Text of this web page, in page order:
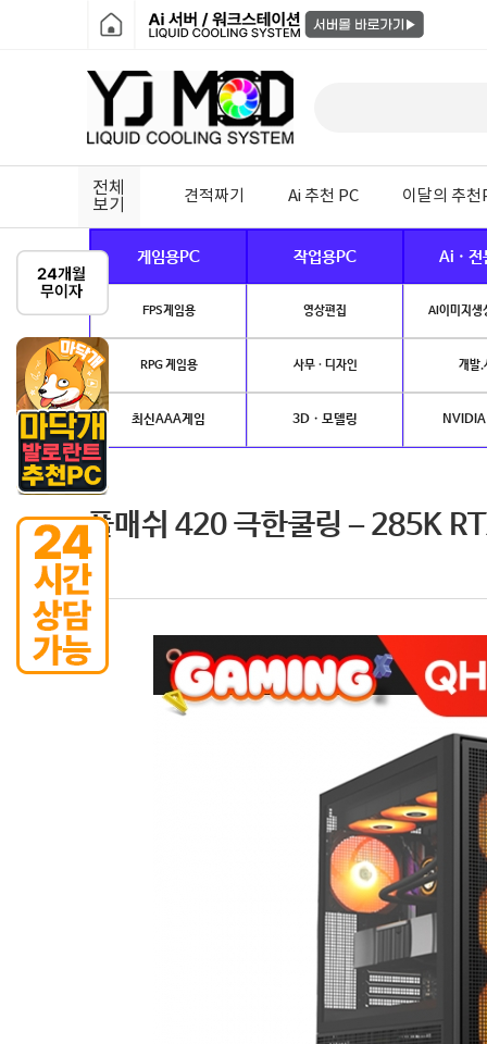
전체
보기
견적짜기 Ai 추천 PC 이달의 추천
게임용PC 작업용PC Ai · 전
FPS게임용 영상편집 AI이미지생
RPG 게임용 사무 · 디자인 개발.
최신AAA게임 3D · 모델링
풀매쉬 420 극한쿨링 – 285K